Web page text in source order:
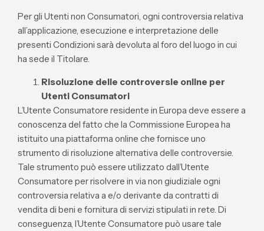
Per gli Utenti non Consumatori, ogni controversia relativa
all’applicazione, esecuzione e interpretazione delle
presenti Condizioni sarà devoluta al foro del luogo in cui
ha sede il Titolare.
Risoluzione delle controversie online per
Utenti Consumatori
L’Utente Consumatore residente in Europa deve essere a
conoscenza del fatto che la Commissione Europea ha
istituito una piattaforma online che fornisce uno
strumento di risoluzione alternativa delle controversie.
Tale strumento può essere utilizzato dall’Utente
Consumatore per risolvere in via non giudiziale ogni
controversia relativa a e/o derivante da contratti di
vendita di beni e fornitura di servizi stipulati in rete. Di
conseguenza, l’Utente Consumatore può usare tale